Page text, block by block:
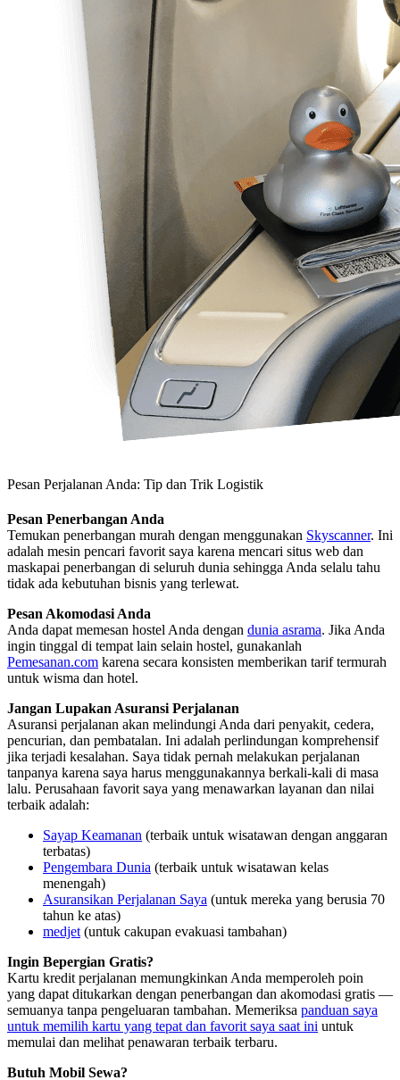
Pesan Perjalanan Anda: Tip dan Trik Logistik
Pesan Penerbangan Anda
Temukan penerbangan murah dengan menggunakan Skyscanner. Ini
adalah mesin pencari favorit saya karena mencari situs web dan
maskapai penerbangan di seluruh dunia sehingga Anda selalu tahu
tidak ada kebutuhan bisnis yang terlewat.
Pesan Akomodasi Anda
Anda dapat memesan hostel Anda dengan dunia asrama. Jika Anda
ingin tinggal di tempat lain selain hostel, gunakanlah
Pemesanan.com karena secara konsisten memberikan tarif termurah
untuk wisma dan hotel.
Jangan Lupakan Asuransi Perjalanan
Asuransi perjalanan akan melindungi Anda dari penyakit, cedera,
pencurian, dan pembatalan. Ini adalah perlindungan komprehensif
jika terjadi kesalahan. Saya tidak pernah melakukan perjalanan
tanpanya karena saya harus menggunakannya berkali-kali di masa
lalu. Perusahaan favorit saya yang menawarkan layanan dan nilai
terbaik adalah:
Sayap Keamanan (terbaik untuk wisatawan dengan anggaran
terbatas)
Pengembara Dunia (terbaik untuk wisatawan kelas
menengah)
Asuransikan Perjalanan Saya (untuk mereka yang berusia 70
tahun ke atas)
medjet (untuk cakupan evakuasi tambahan)
Ingin Bepergian Gratis?
Kartu kredit perjalanan memungkinkan Anda memperoleh poin
yang dapat ditukarkan dengan penerbangan dan akomodasi gratis —
semuanya tanpa pengeluaran tambahan. Memeriksa panduan saya
untuk memilih kartu yang tepat dan favorit saya saat ini untuk
memulai dan melihat penawaran terbaik terbaru.
Butuh Mobil Sewa?